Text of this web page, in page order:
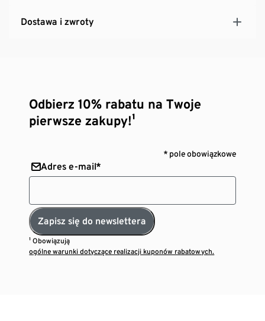
Dostawa i zwroty
Odbierz 10% rabatu na Twoje
pierwsze zakupy!¹
* pole obowiązkowe
Adres e-mail*
Zapisz się do newslettera
¹ Obowiązują
ogólne warunki dotyczące realizacji kuponów rabatowych.